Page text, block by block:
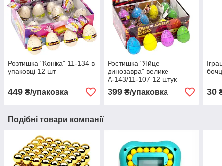
Розтишка "Коніка" 11-134 в
упаковці 12 шт
449 ₴/упаковка
Ростишка "Яйце
динозавра" велике
А-143/11-107 12 штук
399₴/упаковка 30
Подібні товари компанії